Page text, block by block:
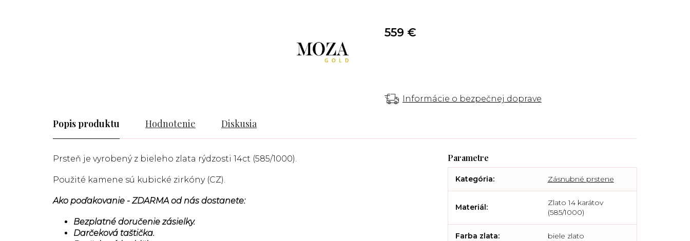
Informácie o bezpečnej doprave
559 €
Popis Hodnotenie Diskusia
Prsteň je vyrobený z bieleho zlata rýdzosti 14ct (585/1000).
Použité kamene sú kubické zirkóny (CZ).
Ako poďakovanie - ZDARMA od nás dostanete:
Bezplatné doručenie zásielky.
Darčeková taštička.
Kategória: Zásnubné prstene
Materiál:
Zlato 14 karátov
(585/1000)
Farba zlata: biele zlato